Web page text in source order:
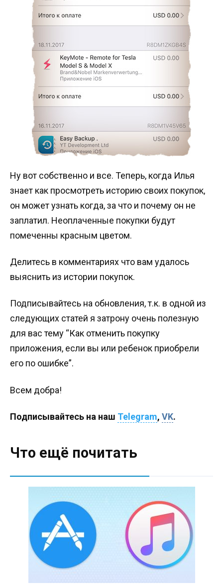
Ну вот собственно и все. Теперь, когда Илья
знает как просмотреть историю своих покупок,
он может узнать когда, за что и почему он не
заплатил. Неоплаченные покупки будут
помеченны красным цветом.
Делитесь в комментариях что вам удалось
выяснить из истории покупок.
Подписывайтесь на обновления, т.к. в одной из
следующих статей я затрону очень полезную
для вас тему “Как отменить покупку
приложения, если вы или ребенок приобрели
его по ошибке”.
Всем добра!
Подписывайтесь на наш Telegram, VK.
Что ещё почитать